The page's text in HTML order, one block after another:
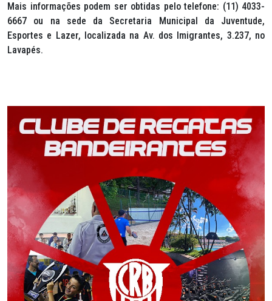
Mais informações podem ser obtidas pelo telefone: (11) 4033-
6667 ou na sede da Secretaria Municipal da Juventude,
Esportes e Lazer, localizada na Av. dos Imigrantes, 3.237, no
Lavapés.